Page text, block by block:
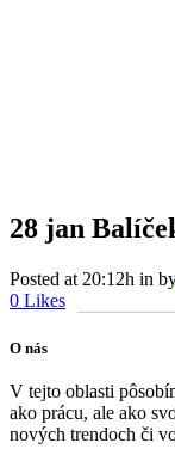
28 jan
Posted at 20:12h in
0 Likes
O nás
V tejto oblasti
ako prácu, ale ako
nových trendoch či